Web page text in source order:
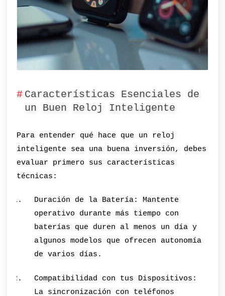
Características Esenciales de
un Buen Reloj Inteligente
Para entender qué hace que un reloj
inteligente sea una buena inversión, debes
evaluar primero sus características
técnicas:
Duración de la Batería: Mantente
operativo durante más tiempo con
baterías que duren al menos un día y
algunos modelos que ofrecen autonomía
de varios días.
Compatibilidad con tus Dispositivos:
La sincronización con teléfonos